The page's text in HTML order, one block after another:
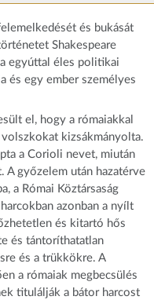
és bukását
Shakespeare
egyúttal éles politikai
és egy ember személyes
el, hogy a rómaiakkal
kizsákmányolta.
a Corioli nevet, miután
győzelem után hazatérve
a Római Köztársaság
azonban a nyílt
és kitartó hős
és tántoríthatatlan
és a trükkökre. A
a rómaiak megbecsülés
titulálják a bátor harcost